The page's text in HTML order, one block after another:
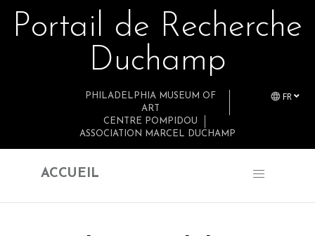
Retourner au contenu principal
Portail de Recherche
Duchamp
FR
PHILADELPHIA MUSEUM OF
ART
CENTRE POMPIDOU
ASSOCIATION MARCEL DUCHAMP
ACCUEIL